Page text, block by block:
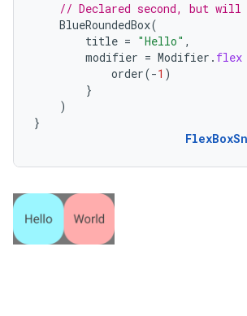
// Declared second, but
BlueRoundedBox(
title = "Hello" ,
modifier = Modifier . flex
order(-1 )
}
)
}